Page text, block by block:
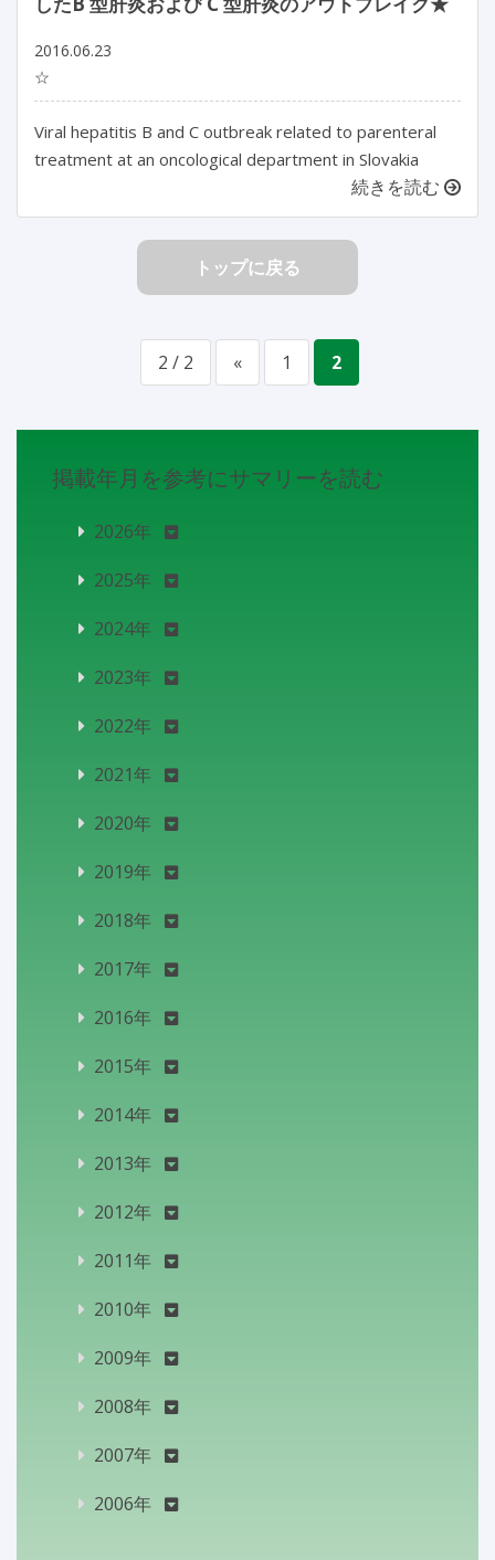
2016.06.23
☆
Viral hepatitis B and C outbreak related to parenteral
treatment at an oncological department in Slovakia
続きを読む
トップに戻る
2 / 2 « 1 2
掲載年月を参考にサマリーを読む
2026年
2025年
2024年
2023年
2022年
2021年
2020年
2019年
2018年
2017年
2016年
2015年
2014年
2013年
2012年
2011年
2010年
2009年
2008年
2007年
2006年